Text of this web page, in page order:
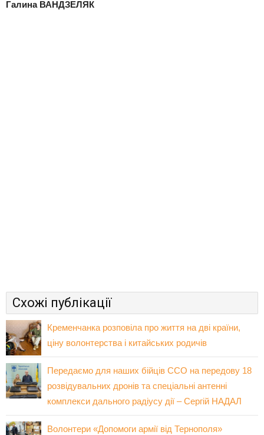
Галина ВАНДЗЕЛЯК
Схожі публікації
Кременчанка розповіла про життя на дві країни,
ціну волонтерства і китайських родичів
Передаємо для наших бійців ССО на передову 18
розвідувальних дронів та спеціальні антенні
комплекси дального радіусу дії – Сергій НАДАЛ
Волонтери «Допомоги армії від Тернополя»